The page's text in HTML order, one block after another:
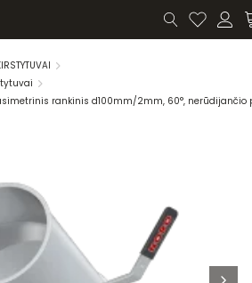
rankinis d100mm/2mm, 60°, nerūdijančio